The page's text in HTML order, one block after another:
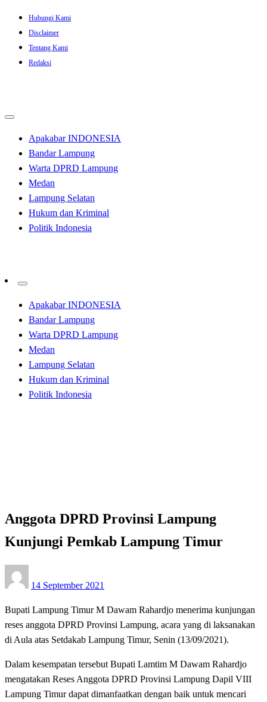
Skip
content
Hubungi Kami
Disclaimer
Tentang Kami
Redaksi
Apakabar INDONESIA
Bandar Lampung
Warta DPRD Lampung
Medan
Lampung Selatan
Hukum dan Kriminal
Politik Indonesia
Apakabar INDONESIA
Bandar Lampung
Warta DPRD Lampung
Medan
Lampung Selatan
Hukum dan Kriminal
Politik Indonesia
Anggota DPRD Provinsi Lampung
Kunjungi Pemkab Lampung Timur
on
14 September 2021
Bupati Lampung Timur M Dawam Rahardjo menerima kunjungan
reses anggota DPRD Provinsi Lampung, acara yang di laksanakan
di Aula atas Setdakab Lampung Timur, Senin (13/09/2021).
Dalam kesempatan tersebut Bupati Lamtim M Dawam Rahardjo
mengatakan Reses Anggota DPRD Provinsi Lampung Dapil VIII
Lampung Timur dapat dimanfaatkan dengan baik untuk mencari